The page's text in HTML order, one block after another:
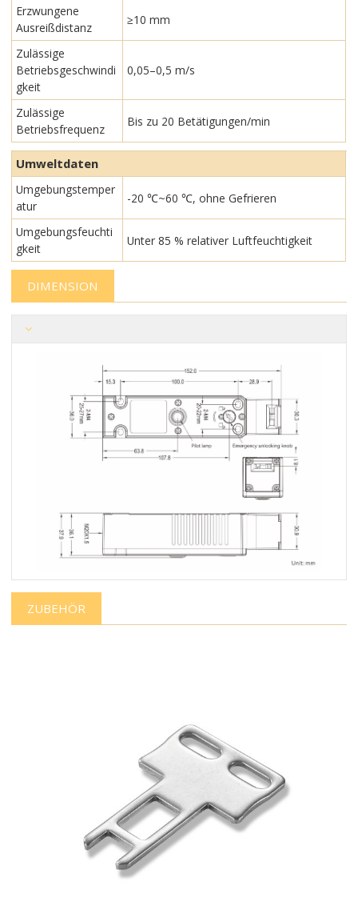
Erzwungene
Ausreißdistanz
≥10 mm
Zulässige
Betriebsgeschwindi
gkeit
0,05–0,5 m/s
Zulässige
Betriebsfrequenz
Bis zu 20 Betätigungen/min
Umweltdaten
Umgebungstemper
atur
-20 ℃~60 ℃, ohne Gefrieren
Umgebungsfeuchti
gkeit
Unter 85 % relativer Luftfeuchtigkeit
DIMENSION
ZUBEHÖR